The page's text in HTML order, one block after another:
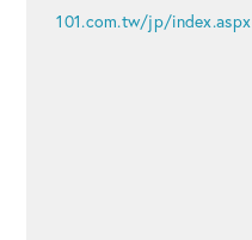
101.com.tw/jp/index.aspx